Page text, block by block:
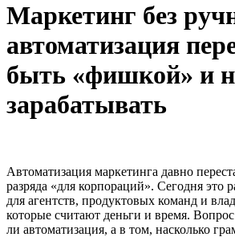
Маркетинг без
автоматизация
быть «фишкой» и
зарабатывать
Автоматизация маркетинга давно
разряда «для корпораций». Сегодня это
для агентств, продуктовых команд и
которые считают деньги и время.
ли автоматизация, а в том, насколько